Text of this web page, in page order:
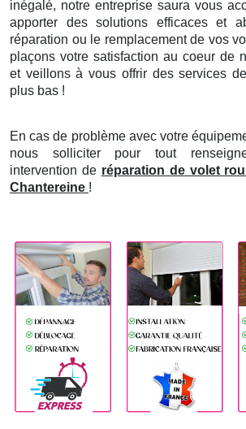
inégalé, notre entreprise saura vous
apporter des solutions efficaces et
réparation ou le remplacement de vos
plaçons votre satisfaction au coeur de
et veillons à vous offrir des services
plus bas !
En cas de problème avec votre
nous solliciter pour tout
intervention de réparation de volet
Chantereine !